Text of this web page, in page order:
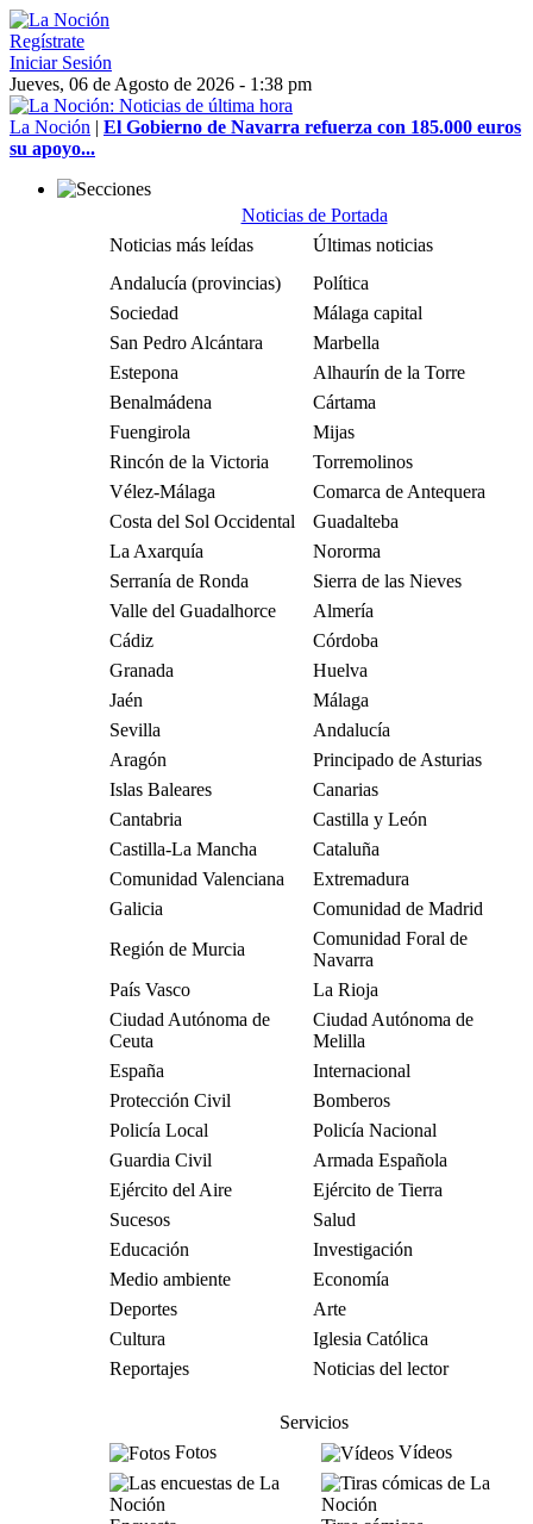
Regístrate
Iniciar Sesión
Jueves, 06 de Agosto de 2026 - 1:38 pm
La Noción | El Gobierno de Navarra refuerza con 185.000 euros
su apoyo...
Noticias de Portada
Noticias más leídas
Últimas noticias
Andalucía (provincias)
Política
Sociedad
Málaga capital
San Pedro Alcántara
Marbella
Estepona
Alhaurín de la Torre
Benalmádena
Cártama
Fuengirola
Mijas
Rincón de la Victoria
Torremolinos
Vélez-Málaga
Comarca de Antequera
Costa del Sol Occidental
Guadalteba
La Axarquía
Nororma
Serranía de Ronda
Sierra de las Nieves
Valle del Guadalhorce
Almería
Cádiz
Córdoba
Granada
Huelva
Jaén
Málaga
Sevilla
Andalucía
Aragón
Principado de Asturias
Islas Baleares
Canarias
Cantabria
Castilla y León
Castilla-La Mancha
Cataluña
Comunidad Valenciana
Extremadura
Galicia
Comunidad de Madrid
Región de Murcia
Comunidad Foral de
Navarra
País Vasco
La Rioja
Ciudad Autónoma de
Ceuta
Ciudad Autónoma de
Melilla
España
Internacional
Protección Civil
Bomberos
Policía Local
Policía Nacional
Guardia Civil
Armada Española
Ejército del Aire
Ejército de Tierra
Sucesos
Salud
Educación
Investigación
Medio ambiente
Economía
Deportes
Arte
Cultura
Iglesia Católica
Reportajes
Noticias del lector
Servicios
Fotos
Vídeos